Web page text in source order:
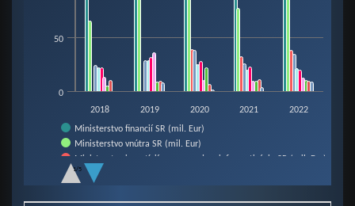
Ministerstvo financií SR (mil. Eur)
Ministerstvo vnútra SR (mil. Eur)
Ministerstvo investícií, reg. rozvoja a informatizácie SR (mil. Eur)
Ministerstvo práce, sociálnych vecí a rodiny SR (mil. Eur)
1/5
2018 2019 2020 2021 2022
0
50